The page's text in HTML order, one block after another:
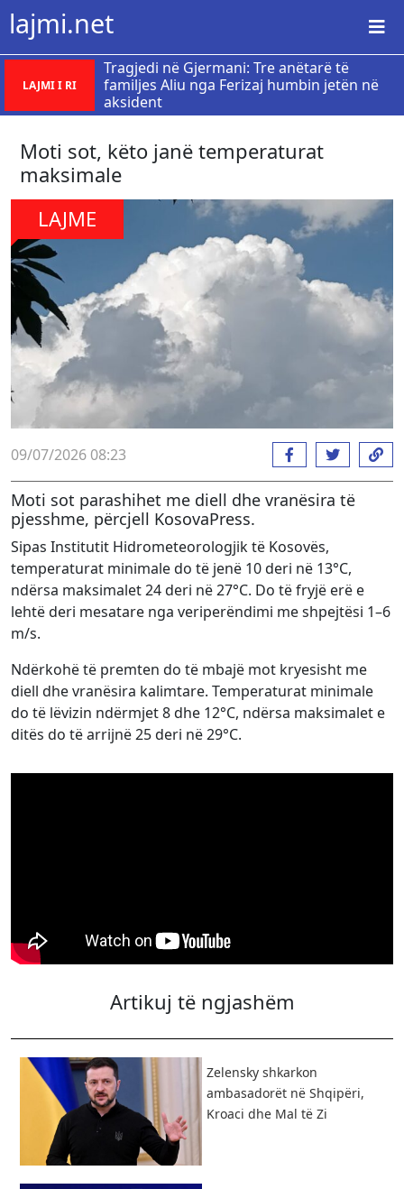
lajmi.net
LAJMI I RI
Tragjedi në Gjermani: Tre anëtarë të
familjes Aliu nga Ferizaj humbin jetën në
aksident
​Moti sot, këto janë temperaturat
maksimale
LAJME
09/07/2026 08:23
Moti sot parashihet me diell dhe vranësira të
pjesshme, përcjell KosovaPress.
Sipas Institutit Hidrometeorologjik të Kosovës,
temperaturat minimale do të jenë 10 deri në 13°C,
ndërsa maksimalet 24 deri në 27°C. Do të fryjë erë e
lehtë deri mesatare nga veriperëndimi me shpejtësi 1–6
m/s.
Ndërkohë të premten do të mbajë mot kryesisht me
diell dhe vranësira kalimtare. Temperaturat minimale
do të lëvizin ndërmjet 8 dhe 12°C, ndërsa maksimalet e
ditës do të arrijnë 25 deri në 29°C.
Artikuj të ngjashëm
Zelensky shkarkon
ambasadorët në Shqipëri,
Kroaci dhe Mal të Zi